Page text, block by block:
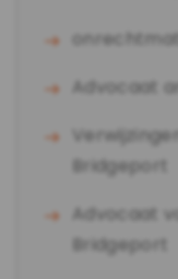
Advocaat
Bridgeport
Advocaat
Bridgeport